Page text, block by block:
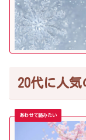
20代に人